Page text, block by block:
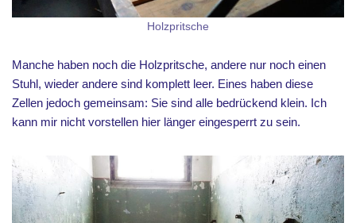
Holzpritsche
Manche haben noch die Holzpritsche, andere nur noch einen
Stuhl, wieder andere sind komplett leer. Eines haben diese
Zellen jedoch gemeinsam: Sie sind alle bedrückend klein. Ich
kann mir nicht vorstellen hier länger eingesperrt zu sein.